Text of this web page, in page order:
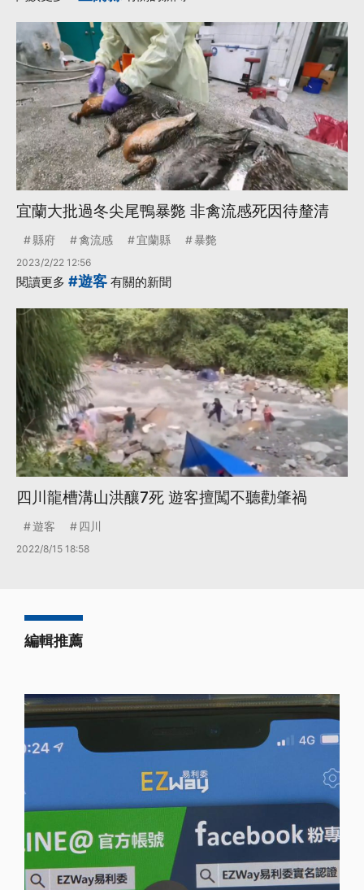
宜蘭大批過冬尖尾鴨暴斃 非禽流感死因待釐清
縣府 禽流感 宜蘭縣 暴斃
2023/2/22 12:56
閱讀更多 #遊客 有關的新聞
四川龍槽溝山洪釀7死 遊客擅闖不聽勸肇禍
遊客 四川
2022/8/15 18:58
編輯推薦